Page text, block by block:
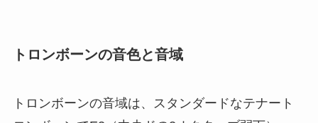
トロンボーンの音色と音域
トロンボーンの音域は、スタンダードなテナート